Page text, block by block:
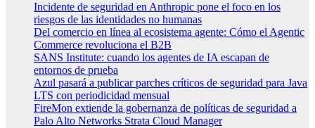
Incidente de seguridad en Anthropic pone el foco en los
riesgos de las identidades no humanas
Del comercio en línea al ecosistema agente: Cómo el Agentic
Commerce revoluciona el B2B
SANS Institute: cuando los agentes de IA escapan de
entornos de prueba
Azul pasará a publicar parches críticos de seguridad para Java
LTS con periodicidad mensual
FireMon extiende la gobernanza de políticas de seguridad a
Palo Alto Networks Strata Cloud Manager